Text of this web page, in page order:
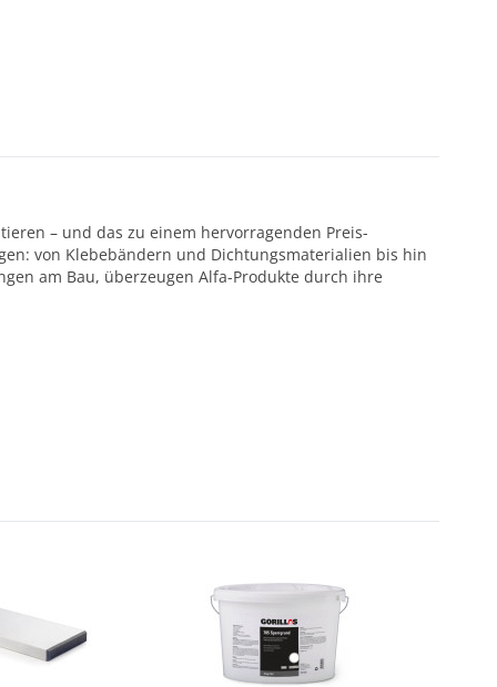
– und das zu einem hervorragenden Preis-
von Klebebändern und Dichtungsmaterialien bis hin
am Bau, überzeugen Alfa-Produkte durch ihre